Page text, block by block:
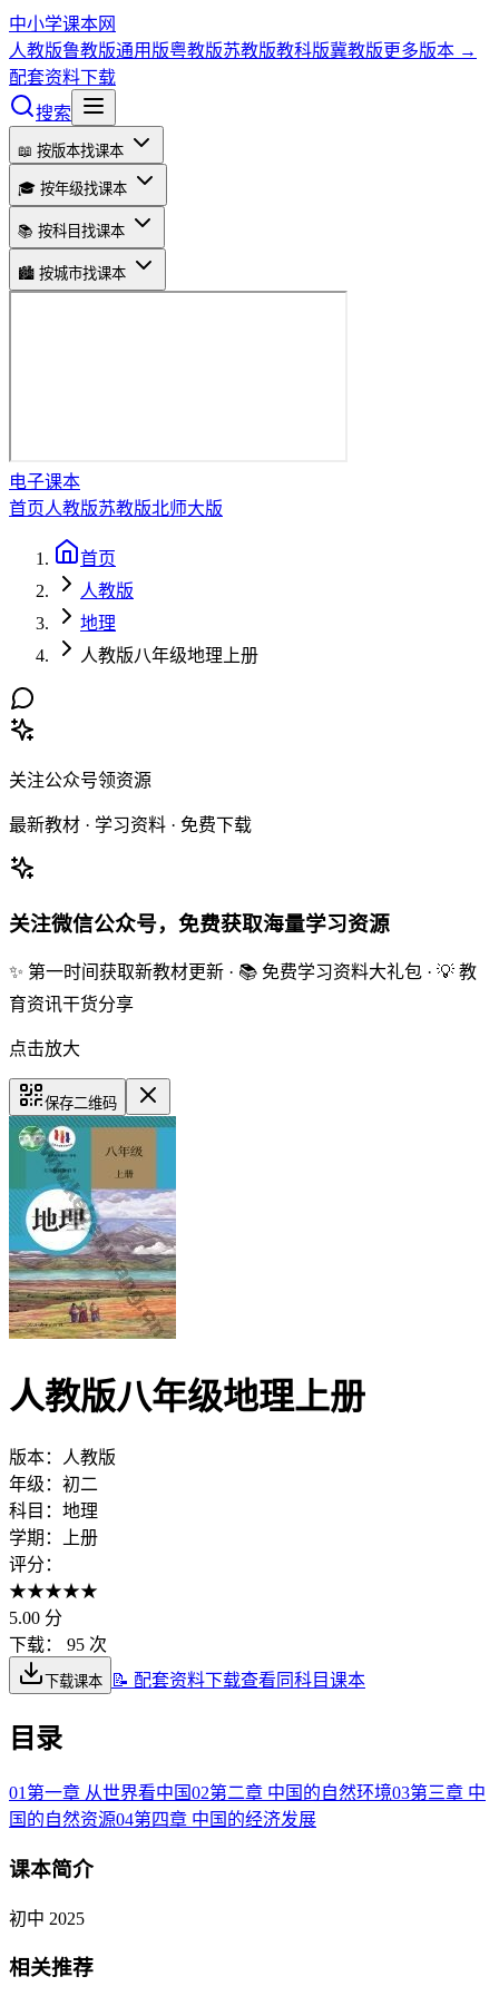
中小学课本网
人教版鲁教版通用版粤教版苏教版教科版冀教版更多版本 →
配套资料下载
搜索
📖 按版本找课本
🎓 按年级找课本
📚 按科目找课本
🏙️ 按城市找课本
电子课本
首页人教版苏教版北师大版
首页
人教版
地理
人教版八年级地理上册
关注公众号领资源
最新教材 · 学习资料 · 免费下载
关注微信公众号，免费获取海量学习资源
✨ 第一时间获取新教材更新 · 📚 免费学习资料大礼包 · 💡 教
育资讯干货分享
点击放大
保存二维码
人教版八年级地理上册
版本：
人教版
年级： 初二
科目： 地理
学期：
上册
评分：
★★★★★
5.00 分
下载：
95 次
下载课本 📝 配套资料下载查看同科目课本
目录
01 第一章 从世界看中国02第二章 中国的自然环境03第三章 中
国的自然资源04第四章 中国的经济发展
课本简介
初中 2025
相关推荐